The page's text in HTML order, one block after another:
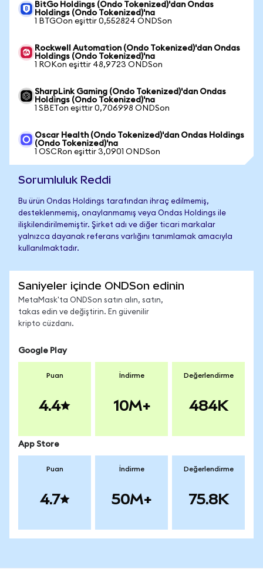
BitGo Holdings (Ondo Tokenized)'dan Ondas
Holdings (Ondo Tokenized)'na
1 BTGOon eşittir 0,552824 ONDSon
Rockwell Automation (Ondo Tokenized)'dan Ondas
Holdings (Ondo Tokenized)'na
1 ROKon eşittir 48,9723 ONDSon
SharpLink Gaming (Ondo Tokenized)'dan Ondas
Holdings (Ondo Tokenized)'na
1 SBETon eşittir 0,706998 ONDSon
Oscar Health (Ondo Tokenized)'dan Ondas Holdings
(Ondo Tokenized)'na
1 OSCRon eşittir 3,0901 ONDSon
Sorumluluk Reddi
Bu ürün Ondas Holdings tarafından ihraç edilmemiş,
desteklenmemiş, onaylanmamış veya Ondas Holdings ile
ilişkilendirilmemiştir. Şirket adı ve diğer ticari markalar
yalnızca dayanak referans varlığını tanımlamak amacıyla
kullanılmaktadır.
Saniyeler içinde ONDSon edinin
MetaMask'ta ONDSon satın alın, satın,
takas edin ve değiştirin. En güvenilir
kripto cüzdanı.
Google Play
Puan
4.4
İndirme
10M+
Değerlendirme
484K
App Store
Puan
4.7
İndirme
50M+
Değerlendirme
75.8K